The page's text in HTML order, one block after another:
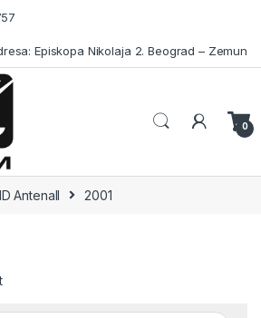
Episkopa Nikolaja 2. Beograd – Zemun
0
Antenall 2001